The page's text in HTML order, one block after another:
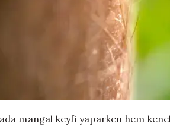
mangal keyfi yaparken hem